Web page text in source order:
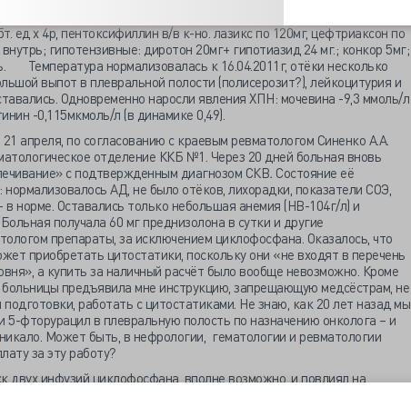
с ревматологами: преднизолон 50мг/сутки, дексазон 32 мг в/в к-
ед х 4р, пентоксифиллин в/в к-но. лазикс по 120мг, цефтриаксон по
внутрь; гипотензивные: диротон 20мг+ гипотиазид 24 мг.; конкор 5мг;
Температура нормализовалась к 16.04.2011г, отёки несколько
выпот в плевральной полости (полисерозит?), лейкоцитурия и
Одновременно наросли явления ХПН: мочевина -9,3 ммоль/л
-0,115мкмоль/л (в динамике 0,49).
апреля, по согласованию с краевым ревматологом Синенко А.А.
отделение ККБ №1. Через 20 дней больная вновь
с подтвержденным диагнозом СКВ. Состояние её
нормализовалось АД, не было отёков, лихорадки, показатели СОЭ,
в норме. Оставались только небольшая анемия (НВ-104г/л) и
получала 60 мг преднизолона в сутки и другие
препараты, за исключением циклофосфана. Оказалось, что
приобретать цитостатики, поскольку они «не входят в перечень
а купить за наличный расчёт было вообще невозможно. Кроме
больницы предъявила мне инструкцию, запрещающую медсёстрам, не
работать с цитостатиками. Не знаю, как 20 лет назад мы
5-фторурацил в плевральную полость по назначению онколога – и
Может быть, в нефрологии, гематологии и ревматологии
за эту работу?
двух инфузий циклофосфана, вполне возможно, и повлиял на
вновь появились небольшие отёки, и наросла протеинурия. В